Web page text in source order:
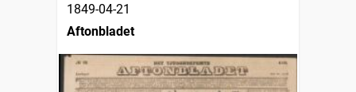
1849-04-21
Aftonbladet